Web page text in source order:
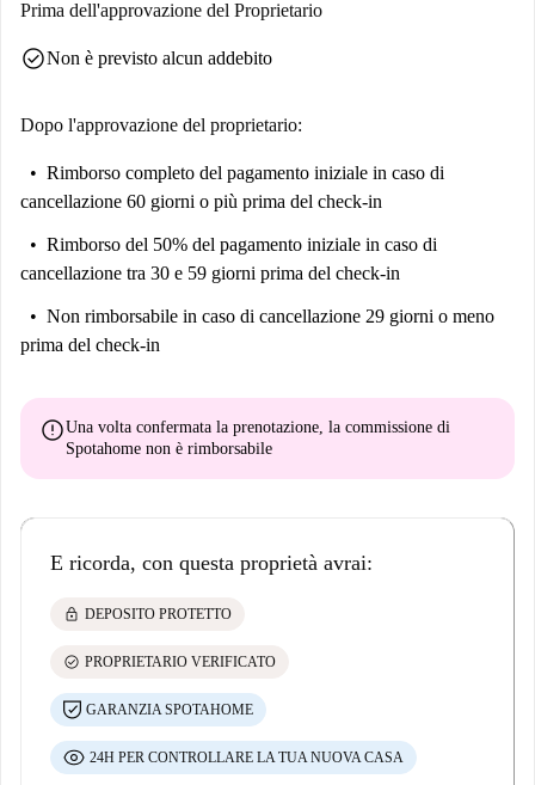
Prima dell'approvazione del Proprietario
check_circleNon è previsto alcun addebito
Dopo l'approvazione del proprietario:
Rimborso completo del pagamento iniziale in caso di
cancellazione 60 giorni o più prima del check-in
Rimborso del 50% del pagamento iniziale in caso di
cancellazione tra 30 e 59 giorni prima del check-in
Non rimborsabile in caso di cancellazione 29 giorni o meno
prima del check-in
errorUna volta confermata la prenotazione, la commissione di
Spotahome non è rimborsabile
E ricorda, con questa proprietà avrai:
lock DEPOSITO PROTETTO
check_circle PROPRIETARIO VERIFICATO
GARANZIA SPOTAHOME
24H PER CONTROLLARE LA TUA NUOVA CASA